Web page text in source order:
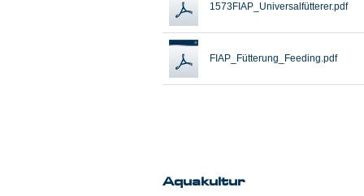
1573FIAP_Universalfütterer.pdf
FIAP_Fütterung_Feeding.pdf
Aquakultur